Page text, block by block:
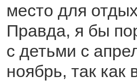
место для
Правда, я бы
с детьми с
ноябрь, так как